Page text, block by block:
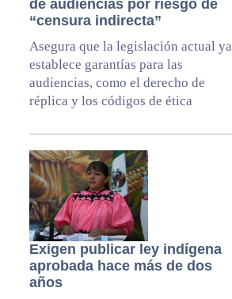
de audiencias por riesgo de
“censura indirecta”
Asegura que la legislación actual ya
establece garantías para las
audiencias, como el derecho de
réplica y los códigos de ética
Exigen publicar ley indígena
aprobada hace más de dos
años